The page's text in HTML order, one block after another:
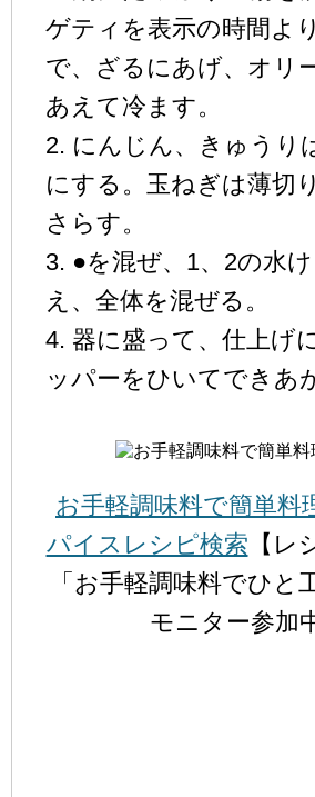
ゲティを表示の時間よ
で、ざるにあげ、オリ
あえて冷ます。
2. にんじん、きゅうり
にする。玉ねぎは薄切
さらす。
3. ●を混ぜ、1、2の水
え、全体を混ぜる。
4. 器に盛って、仕上げ
ッパーをひいてできあ
お手軽調味料で簡単料
パイスレシピ検索 【レ
「お手軽調味料でひと
モニター参加